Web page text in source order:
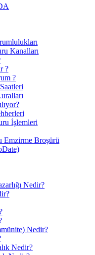
Kanalları
?
?
İşlemleri
Emzirme Broşürü
Nedir?
Nedir?
Nedir?